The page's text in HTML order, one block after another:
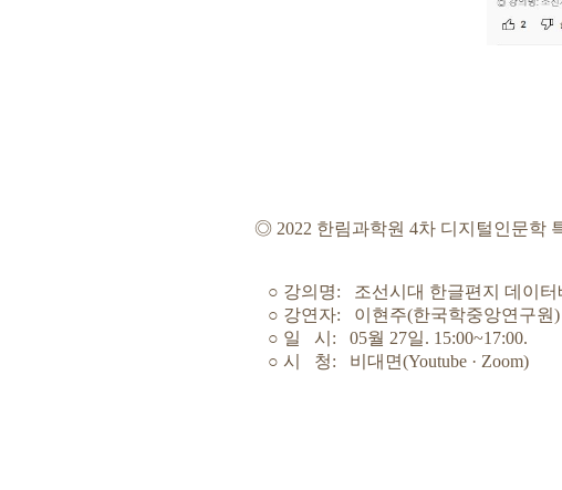
◎ 2022 한림과학원 4차 디지털인문학
○ 강의명: 조선시대 한글편지 데이터
○ 강연자: 이현주(한국학중앙연구원)
○ 일 시: 05월 27일. 15:00~17:00.
○ 시 청: 비대면(Youtube · Zoom)